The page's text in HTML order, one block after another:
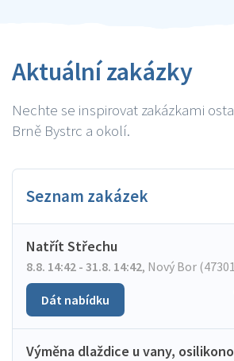
Aktuální zakázky
Nechte se inspirovat zakázkami
Brně Bystrc a okolí.
Seznam zakázek
Natřít Střechu
8.8. 14:42 - 31.8. 14:42, Nový Bor
Dát nabídku
Výměna dlaždice u vany,